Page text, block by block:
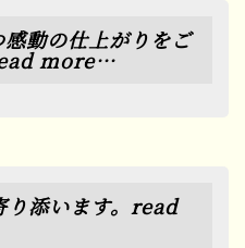
感動の仕上がりをご
more…
り添います。read